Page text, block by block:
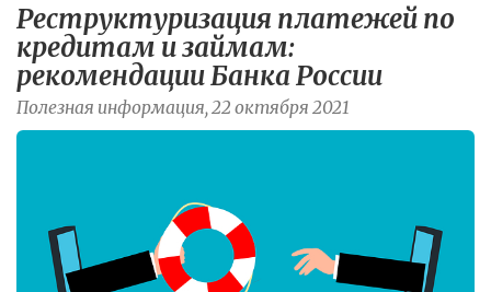
Реструктуризация платежей по
кредитам и займам:
рекомендации Банка России
Полезная информация, 22 октября 2021